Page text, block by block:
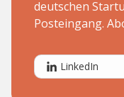
deutschen
Posteingang.
LinkedIn